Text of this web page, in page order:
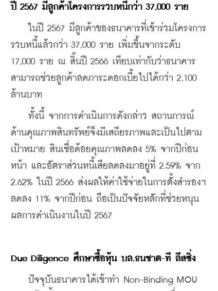
ปี 2567 มีลูกค้าโครงการรวบหนี้กว่า 37,000 ราย
ในปี 2567 มีลูกค้าของธนาคารที่เข้าร่วมโครงการ
รวบหนี้แล้วกว่า 37,000 ราย เพิ่มขึ้นจากระดับ
17,000 ราย ณ สิ้นปี 2566 เทียบเท่ากับว่าธนาคาร
สามารถช่วยลูกค้าลดภาระดอกเบี้ยไปได้กว่า 2,100
ล้านบาท
ทั้งนี้ จากการดำเนินการดังกล่าว สถานการณ์
ด้านคุณภาพสินทรัพย์จึงมีเสถียรภาพและเป็นไปตาม
เป้าหมาย สินเชื่อด้อยคุณภาพลดลง 5% จากปีก่อน
หน้า และอัตราส่วนหนี้เสียลดลงมาอยู่ที่ 2.59% จาก
2.62% ในปี 2566 ส่งผลให้ค่าใช้จ่ายในการตั้งสำรองฯ
ลดลง 11% จากปีก่อน ถือเป็นปัจจัยหลักที่ช่วยหนุน
ผลการดำเนินงานในปี 2567
Due Diligence ศึกษาซื้อหุ้น บล.ธนชาต-ที ลีสซิ่ง
ปัจจุบันธนาคารได้เข้าทำ Non-Binding MOU